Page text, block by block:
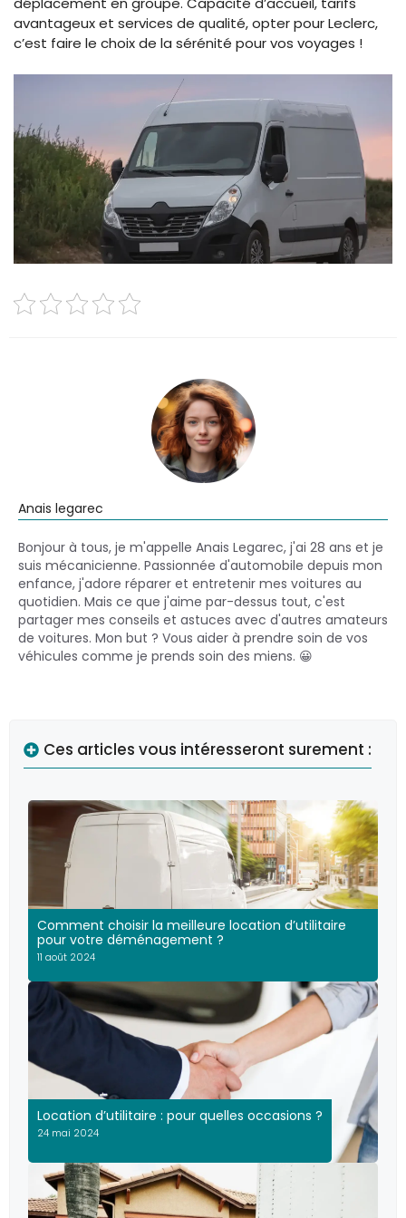
avantageux et services de qualité, opter pour Leclerc,
c’est faire le choix de la sérénité pour vos voyages !
Anais legarec
Bonjour à tous, je m'appelle Anais Legarec, j'ai 28 ans et je
suis mécanicienne. Passionnée d'automobile depuis mon
enfance, j'adore réparer et entretenir mes voitures au
quotidien. Mais ce que j'aime par-dessus tout, c'est
partager mes conseils et astuces avec d'autres amateurs
de voitures. Mon but ? Vous aider à prendre soin de vos
véhicules comme je prends soin des miens. 😀
Ces articles vous intéresseront surement :
Comment choisir la meilleure location d’utilitaire
pour votre déménagement ?
11 août 2024
Location d’utilitaire : pour quelles occasions ?
24 mai 2024